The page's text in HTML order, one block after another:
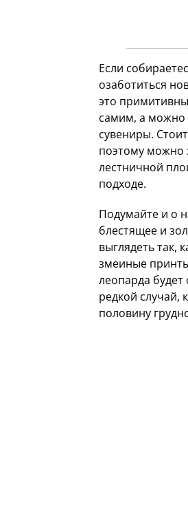
Если
озаботиться
это
самим, а можно
сувениры.
поэтому можно
лестничной
подходе.
Подумайте и о
блестящее и
выглядеть так,
змеиные
леопарда будет
редкой случай,
половину